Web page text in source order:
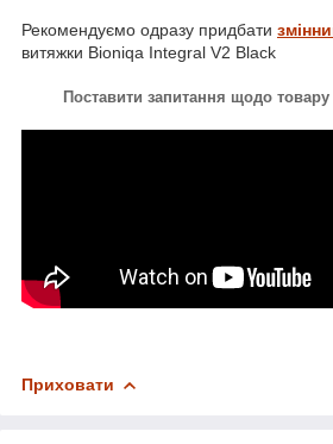
Рекомендуємо одразу придбати
витяжки Bioniqa Integral V2 Black
Поставити запитання щодо товару
Приховати